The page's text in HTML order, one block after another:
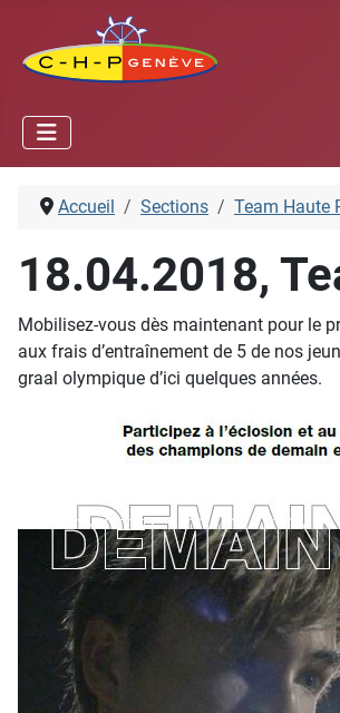
Accueil Sections Team Haute
18.04.2018,
Mobilisez-vous dès maintenant pour le
aux frais d’entraînement de 5 de nos
graal olympique d’ici quelques années.